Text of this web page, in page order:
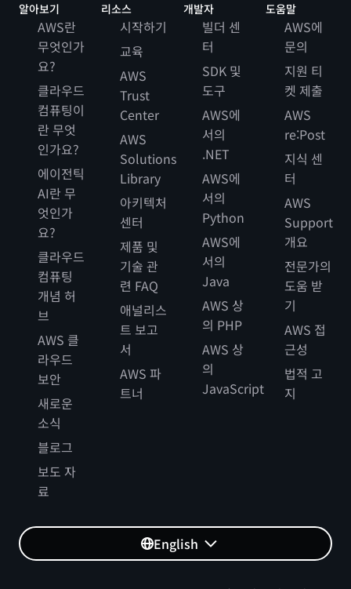
알아보기
AWS란
무엇인가
요?
클라우드
컴퓨팅이
란 무엇
인가요?
에이전틱
AI란 무
엇인가
요?
클라우드
컴퓨팅
개념 허
브
AWS 클
라우드
보안
새로운
소식
블로그
보도 자
료
리소스
시작하기
교육
AWS
Trust
Center
AWS
Solutions
Library
아키텍처
센터
제품 및
기술 관
련 FAQ
애널리스
트 보고
서
AWS 파
트너
개발자
빌더 센
터
SDK 및
도구
AWS에
서의
.NET
AWS에
서의
Python
AWS에
서의
Java
AWS 상
의 PHP
AWS 상
의
JavaScript
도움말
AWS에
문의
지원 티
켓 제출
AWS
re:Post
지식 센
터
AWS
Support
개요
전문가의
도움 받
기
AWS 접
근성
법적 고
지
English